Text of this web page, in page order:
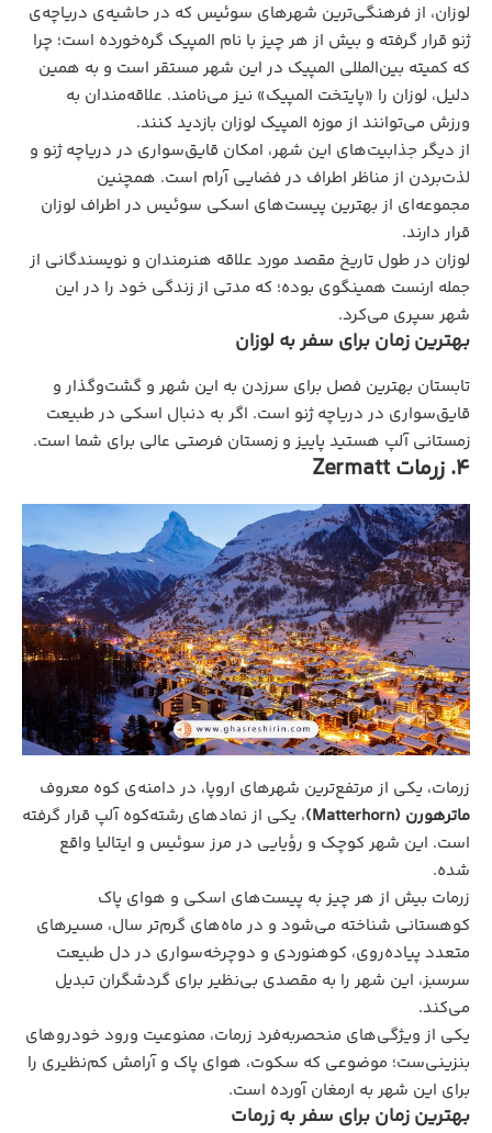
لوزان، از فرهنگی‌ترین شهرهای سوئیس که در حاشیه‌ی دریاچه‌ی
ژنو قرار گرفته و بیش از هر چیز با نام المپیک گره‌خورده است؛ چرا
که کمیته بین‌المللی المپیک در این شهر مستقر است و به همین
دلیل، لوزان را «پایتخت المپیک» نیز می‌نامند. علاقه‌مندان به
ورزش می‌توانند از موزه المپیک لوزان بازدید کنند.
از دیگر جذابیت‌های این شهر، امکان قایق‌سواری در دریاچه ژنو و
لذت‌بردن از مناظر اطراف در فضایی آرام است. همچنین
مجموعه‌ای از بهترین پیست‌های اسکی سوئیس در اطراف لوزان
قرار دارند.
لوزان در طول تاریخ مقصد مورد علاقه هنرمندان و نویسندگانی از
جمله ارنست همینگوی بوده؛ که مدتی از زندگی خود را در این
شهر سپری می‌کرد.
بهترین زمان برای سفر به لوزان
تابستان بهترین فصل برای سرزدن به این شهر و گشت‌وگذار و
قایق‌سواری در دریاچه ژنو است. اگر به‌ دنبال اسکی در طبیعت
زمستانی آلپ هستید پاییز و زمستان فرصتی عالی برای شما است.
4. زرمات ‏Zermatt‏
زرمات، یکی از مرتفع‌ترین شهرهای اروپا، در دامنه‌ی کوه معروف
ماترهورن (Matterhorn)
، یکی از نمادهای رشته‌کوه آلپ قرار گرفته
است. این شهر کوچک و رؤیایی در مرز سوئیس و ایتالیا واقع
شده.
زرمات بیش از هر چیز به پیست‌های اسکی و هوای پاک
کوهستانی شناخته می‌شود و در ماه‌های گرم‌تر سال، مسیرهای
متعدد پیاده‌روی، کوهنوردی و دوچرخه‌سواری در دل طبیعت
سرسبز، این شهر را به مقصدی بی‌نظیر برای گردشگران تبدیل
می‌کند.
یکی از ویژگی‌های منحصربه‌فرد زرمات، ممنوعیت ورود خودروهای
بنزینی‌ست؛ موضوعی که سکوت، هوای پاک و آرامش کم‌نظیری را
برای این شهر به ارمغان آورده است.
بهترین زمان برای سفر به زرمات